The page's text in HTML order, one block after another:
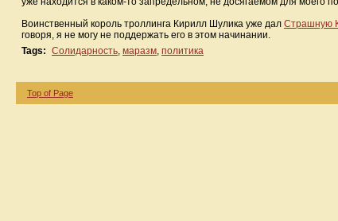
Воинственный король троллинга Кирилл Шулика уже дал Страшную
говоря, я не могу не поддержать его в этом начинании.
Tags: Солидарность, маразм, политика
Top of Page